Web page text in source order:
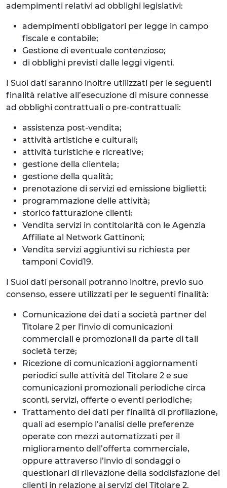
adempimenti relativi ad obblighi legislativi:
adempimenti obbligatori per legge in campo
fiscale e contabile;
Gestione di eventuale contenzioso;
di obblighi previsti dalle leggi vigenti.
I Suoi dati saranno inoltre utilizzati per le seguenti
finalità relative all’esecuzione di misure connesse
ad obblighi contrattuali o pre-contrattuali:
assistenza post-vendita;
attività artistiche e culturali;
attività turistiche e ricreative;
gestione della clientela;
gestione della qualità;
prenotazione di servizi ed emissione biglietti;
programmazione delle attività;
storico fatturazione clienti;
Vendita servizi in contitolarità con le Agenzia
Affiliate al Network Gattinoni;
Vendita servizi aggiuntivi su richiesta per
tamponi Covid19.
I Suoi dati personali potranno inoltre, previo suo
consenso, essere utilizzati per le seguenti finalità:
Comunicazione dei dati a società partner del
Titolare 2 per l'invio di comunicazioni
commerciali e promozionali da parte di tali
società terze;
Ricezione di comunicazioni aggiornamenti
periodici sulle attività del Titolare 2 e sue
comunicazioni promozionali periodiche circa
sconti, servizi, offerte o eventi periodiche;
Trattamento dei dati per finalità di profilazione,
quali ad esempio l’analisi delle preferenze
operate con mezzi automatizzati per il
miglioramento dell’offerta commerciale,
oppure attraverso l’invio di sondaggi o
questionari di rilevazione della soddisfazione dei
clienti in relazione ai servizi del Titolare 2.